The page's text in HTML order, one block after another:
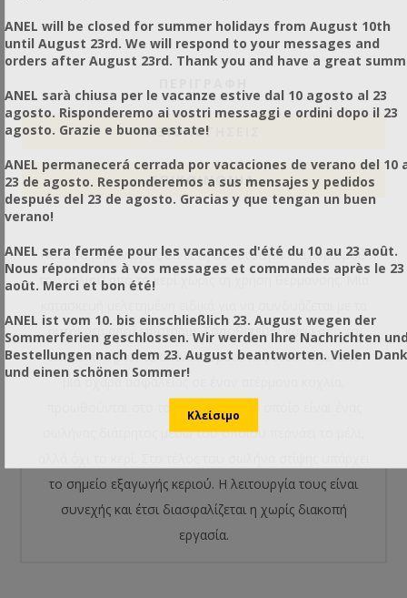
ΑΞΙΟΛΟΓΉΣΕΙΣ
ΕΠΙΚΟΙΝΩΝΙΑ
Αυτός ο μηχανισμός δίνει τη δυνατότητα διαχωρισμού
του μελιού από το κερί χωρίς τη χρήση θέρμανσης. Μία
αυτόματα απολεπιστήρια. Τοποθετείται κάτω από το
απολεπιστήριο, τα απολεπίσματα πέφτουν κάτω από
μια σχάρα ασφαλείας σε έναν ατέρμονα κοχλία,
προωθούνται στο τούνελ στίψης το οποίο είναι ένας
σωλήνας διάτρητος μέσω του οποίου περνάει το μέλι,
το σημείο εξαγωγής κεριού. Η λειτουργία τους είναι
συνεχής και έτσι διασφαλίζεται η χωρίς διακοπή
εργασία.
ANEL will be closed for summer holidays from August 10th
until August 23rd. We will respond to your messages and
orders after August 23rd. Thank you and have a great
ANEL sarà chiusa per le vacanze estive dal 10 agosto al 23
agosto. Risponderemo ai vostri messaggi e ordini dopo il 23
agosto. Grazie e buona estate!
ANEL permanecerá cerrada por vacaciones de verano del 10
23 de agosto. Responderemos a sus mensajes y pedidos
después del 23 de agosto. Gracias y que tengan un buen
verano!
ANEL sera fermée pour les vacances d'été du 10 au 23 août.
Nous répondrons à vos messages et commandes après le 23
août. Merci et bon été!
ANEL ist vom 10. bis einschließlich 23. August wegen der
Sommerferien geschlossen. Wir werden Ihre Nachrichten
Bestellungen nach dem 23. August beantworten. Vielen Dank
und einen schönen Sommer!